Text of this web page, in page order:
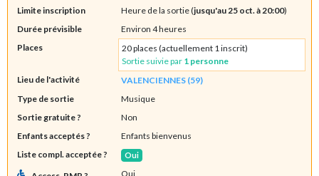
Limite inscription
Heure de la sortie (jusqu'au 25 oct. à 20:00)
Durée prévisible
Environ 4 heures
Places
20 places (actuellement 1 inscrit)
Sortie suivie par 1 personne
Lieu de l'activité
VALENCIENNES (59)
Type de sortie
Musique
Sortie gratuite ?
Non
Enfants acceptés ?
Enfants bienvenus
Liste compl. acceptée ?
Oui
Oui